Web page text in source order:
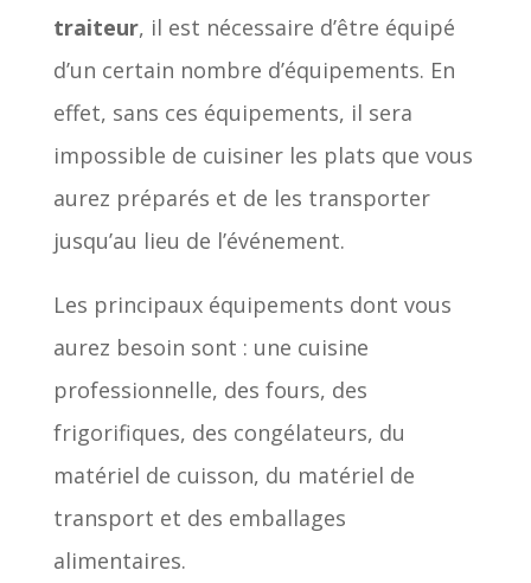
traiteur, il est nécessaire d’être équipé
d’un certain nombre d’équipements. En
effet, sans ces équipements, il sera
impossible de cuisiner les plats que vous
aurez préparés et de les transporter
jusqu’au lieu de l’événement.
Les principaux équipements dont vous
aurez besoin sont : une cuisine
professionnelle, des fours, des
frigorifiques, des congélateurs, du
matériel de cuisson, du matériel de
transport et des emballages
alimentaires.